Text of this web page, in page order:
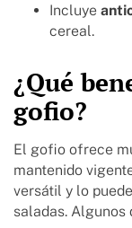
Incluye
cereal.
¿Qué
gofio?
El gofio ofrece
mantenido
versátil y lo
saladas. Algunos